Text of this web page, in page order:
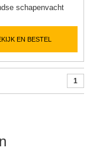
schapenvacht
EN BESTEL
1